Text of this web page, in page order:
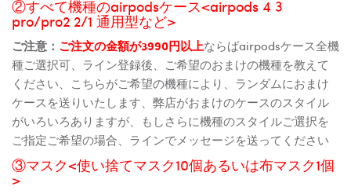
②すべて機種のairpodsケース<airpods 4 3
pro/pro2 2/1 通用型など>
ご注意： ご注文の金額が3990円以上ならばairpodsケース全機
種ご選択可、ライン登録後、ご希望のおまけの機種を教えて
ください、こちらがご希望の機種により、ランダムにおまけ
ケースを送りいたします、弊店がおまけのケースのスタイル
がいろいろありますが、もしさらに機種のスタイルご選択を
ご指定ご希望の場合、ラインでメッセージを送ってください
③マスク<使い捨てマスク10個あるいは布マスク1個
>